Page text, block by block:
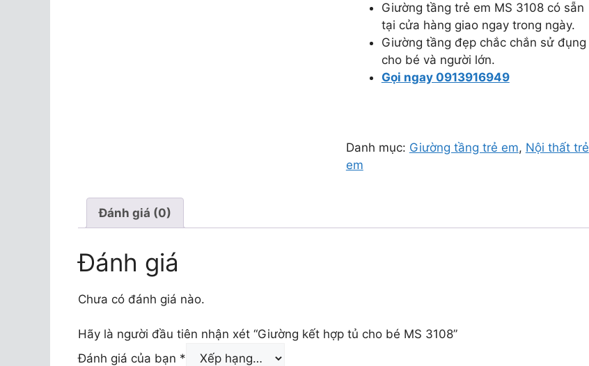
Giường tầng trẻ em MS 3108 có sẵn
tại cửa hàng giao ngay trong ngày.
Giường tầng đẹp chắc chắn sử đụng
cho bé và người lớn.
Gọi ngay 0913916949
Danh mục: Giường tầng trẻ em, Nội thất trẻ
em
Đánh giá (0)
Đánh giá
Chưa có đánh giá nào.
Hãy là người đầu tiên nhận xét “Giường kết hợp tủ cho bé MS 3108”
Đánh giá của bạn *